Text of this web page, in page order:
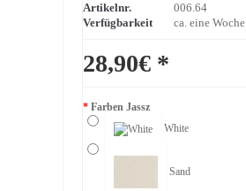
Artikelnr.
006.64
Verfügbarkeit
ca. eine Woche
28,90€ *
Farben Jassz
White
Sand